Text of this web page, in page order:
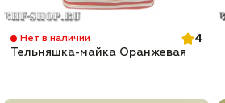
Нет в наличии
4
Тельняшка-майка Оранжевая